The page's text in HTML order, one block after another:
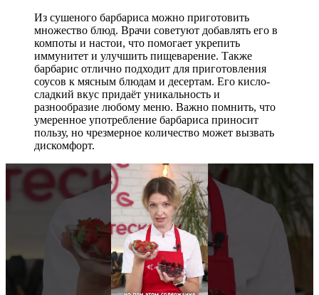
Из сушеного барбариса можно приготовить
множество блюд. Врачи советуют добавлять его в
компоты и настои, что помогает укрепить
иммунитет и улучшить пищеварение. Также
барбарис отлично подходит для приготовления
соусов к мясным блюдам и десертам. Его кисло-
сладкий вкус придаёт уникальность и
разнообразие любому меню. Важно помнить, что
умеренное употребление барбариса приносит
пользу, но чрезмерное количество может вызвать
дискомфорт.